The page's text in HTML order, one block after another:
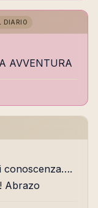
DIARIO
AVVENTURA
conoscenza….
Abrazo